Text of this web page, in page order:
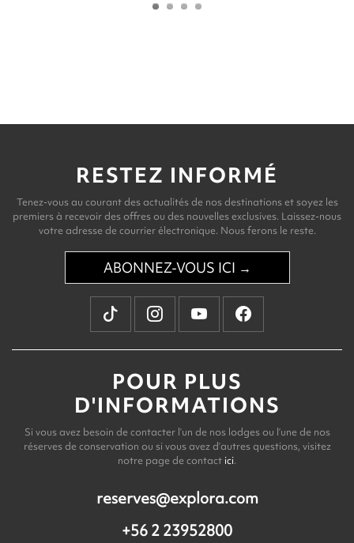
RESTEZ INFORMÉ
Tenez-vous au courant des actualités de nos destinations et soyez les
premiers à recevoir des offres ou des nouvelles exclusives. Laissez-nous
votre adresse de courrier électronique. Nous ferons le reste.
ABONNEZ-VOUS ICI →
POUR PLUS
D'INFORMATIONS
Si vous avez besoin de contacter l’un de nos lodges ou l’une de nos
réserves de conservation ou si vous avez d’autres questions, visitez
notre page de contact ici.
reserves@explora.com
+56 2 23952800